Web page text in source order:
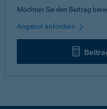
Möchten Sie den Beitrag
Angebot anfordern